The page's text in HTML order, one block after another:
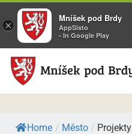
Home / Město / Projekty
×
Mníšek pod Brdy
AppSisto
- In Google Play